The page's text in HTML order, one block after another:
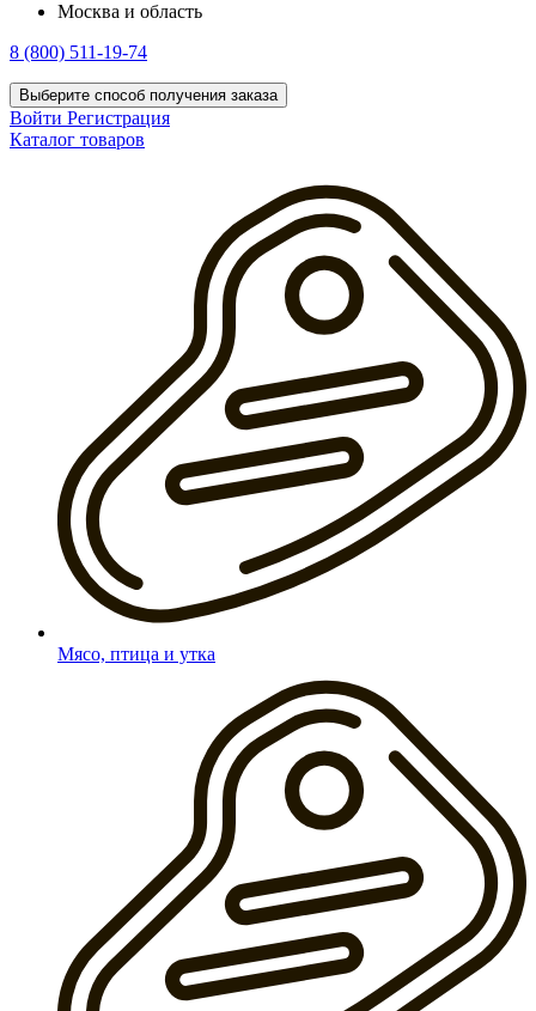
Москва и область
8 (800) 511-19-74
Выберите способ получения заказа
Войти Регистрация
Каталог товаров
Мясо, птица и утка